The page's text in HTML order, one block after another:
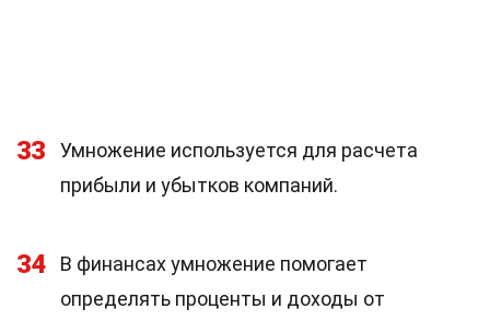
33
Умножение используется для расчета
прибыли и убытков компаний.
34
В финансах умножение помогает
определять проценты и доходы от